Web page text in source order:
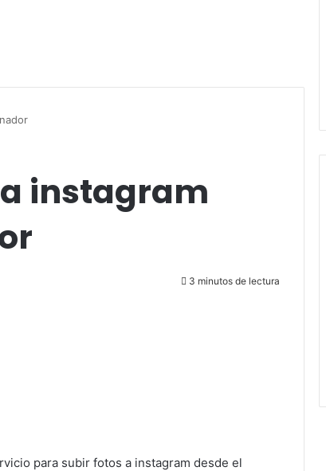
instagram
3 minutos de lectura
para subir fotos a instagram desde el